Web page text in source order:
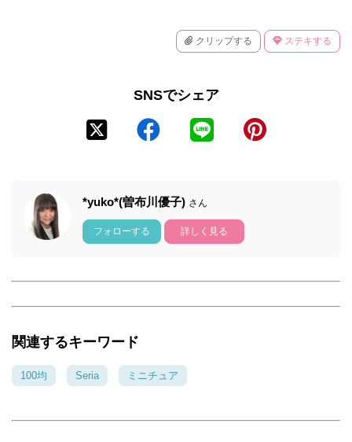
クリップする ステキする
SNSでシェア
*yuko*(曽布川優子) さん
フォローする 詳しく見る
関連するキーワード
100均 Seria ミニチュア